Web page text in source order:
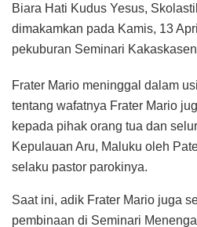
Biara Hati Kudus Yesus,
dimakamkan pada Kamis, 13
pekuburan Seminari
Frater Mario meninggal dalam
tentang wafatnya Frater Mario
kepada pihak orang tua dan
Kepulauan Aru, Maluku oleh
selaku pastor parokinya.
Saat ini, adik Frater Mario juga
pembinaan di Seminari